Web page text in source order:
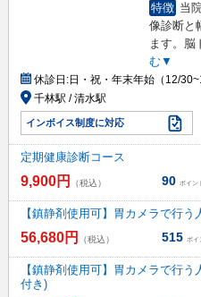
特徴 当
像診断と
ます。脳
む▼
休診日:日・祝・年末年始（12/
千林駅 / 清水駅
インボイス制度に対応
定期健康診断コース
9,900円 （税込） 90 ポイン
【鎮静剤使用可】胃カメラで行う
56,680円 （税込） 515 ポイ
【鎮静剤使用可】胃カメラで行
付き)